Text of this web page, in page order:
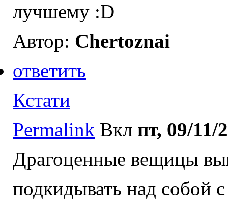
лучшему :D
Автор: Chertoznai
ответить
Кстати
Permalink Вкл пт, 09/11/
Драгоценные вещицы
подкидывать над собой